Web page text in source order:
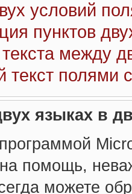
условий
пунктов
между
текст полями
языках в
помощь,
можете